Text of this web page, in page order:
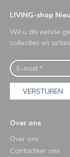
LIVING-shop
Wil u als eerste
collecties en
VERSTUREN
Over ons
Over ons
Contacteer ons